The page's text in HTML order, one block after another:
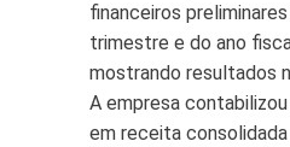
financeiros
trimestre e do ano
mostrando resultados
A empresa
em receita consolidada